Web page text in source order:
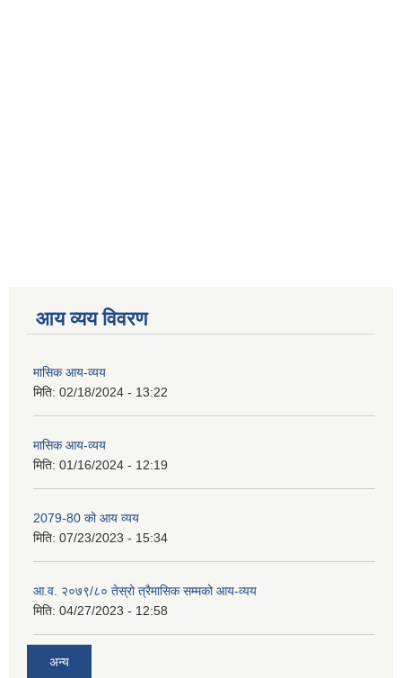
आय व्यय विवरण
मासिक आय-व्यय
मिति: 02/18/2024 - 13:22
मासिक आय-व्यय
मिति: 01/16/2024 - 12:19
2079-80 को आय व्यय
मिति: 07/23/2023 - 15:34
आ.व. २०७९/८० तेस्रो त्रैमासिक सम्मको आय-व्यय
मिति: 04/27/2023 - 12:58
अन्य